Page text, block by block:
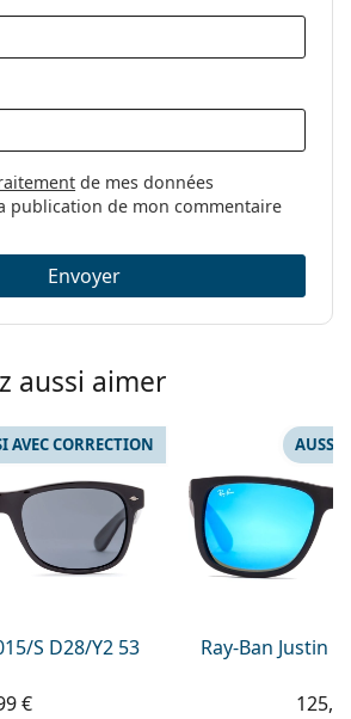
de mes données
publication de mon commentaire
Envoyer
aussi aimer
S D28/Y2 53
AVEC CORRECTION
€
Ray-Ban Justin
AUSSI